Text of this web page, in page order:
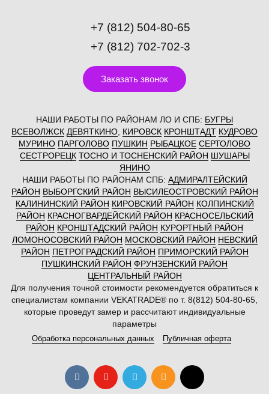
+7 (812) 504-80-65
+7 (812) 702-702-3
Заказать звонок
НАШИ РАБОТЫ ПО РАЙОНАМ ЛО И СПБ: БУГРЫ
ВСЕВОЛЖСК ДЕВЯТКИНО КИРОВСК КРОНШТАДТ КУДРОВО
МУРИНО ПАРГОЛОВО ПУШКИН РЫБАЦКОЕ СЕРТОЛОВО
СЕСТРОРЕЦК ТОСНО И ТОСНЕНСКИЙ РАЙОН ШУШАРЫ
ЯНИНО
НАШИ РАБОТЫ ПО РАЙОНАМ СПБ: АДМИРАЛТЕЙСКИЙ
РАЙОН ВЫБОРГСКИЙ РАЙОН ВЫСИЛЕОСТРОВСКИЙ РАЙОН
КАЛИНИНСКИЙ РАЙОН КИРОВСКИЙ РАЙОН КОЛПИНСКИЙ
РАЙОН КРАСНОГВАРДЕЙСКИЙ РАЙОН КРАСНОСЕЛЬСКИЙ
РАЙОН КРОНШТАДСКИЙ РАЙОН КУРОРТНЫЙ РАЙОН
ЛОМОНОСОВСКИЙ РАЙОН МОСКОВСКИЙ РАЙОН НЕВСКИЙ
РАЙОН ПЕТРОГРАДСКИЙ РАЙОН ПРИМОРСКИЙ РАЙОН
ПУШКИНСКИЙ РАЙОН ФРУНЗЕНСКИЙ РАЙОН
ЦЕНТРАЛЬНЫЙ РАЙОН
Для получения точной стоимости рекомендуется обратиться к
специалистам компании VEKATRADE® по т. 8(812) 504-80-65,
которые проведут замер и рассчитают индивидуальные
параметры
Обработка персональных данных Публичная оферта